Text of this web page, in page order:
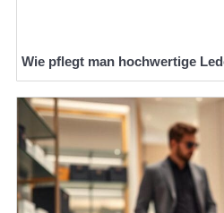
Wie pflegt man hochwertige